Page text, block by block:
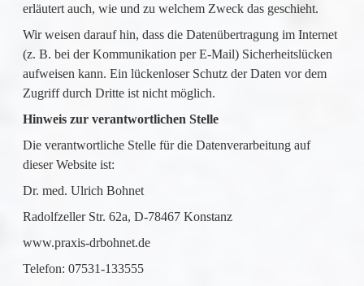
erläutert auch, wie und zu welchem Zweck das geschieht.
Wir weisen darauf hin, dass die Datenübertragung im Internet
(z. B. bei der Kommunikation per E-Mail) Sicherheitslücken
aufweisen kann. Ein lückenloser Schutz der Daten vor dem
Zugriff durch Dritte ist nicht möglich.
Hinweis zur verantwortlichen Stelle
Die verantwortliche Stelle für die Datenverarbeitung auf
dieser Website ist:
Dr. med. Ulrich Bohnet
Radolfzeller Str. 62a, D-78467 Konstanz
www.praxis-drbohnet.de
Telefon: 07531-133555